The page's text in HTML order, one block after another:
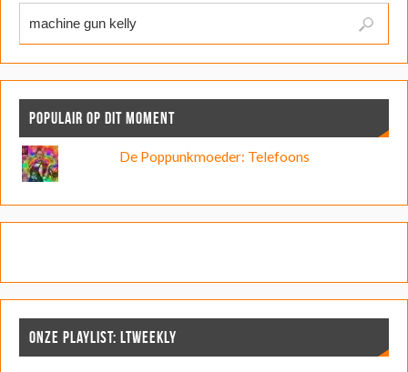
POPULAIR OP DIT MOMENT
De Poppunkmoeder: Telefoons
ONZE PLAYLIST: LTWEEKLY